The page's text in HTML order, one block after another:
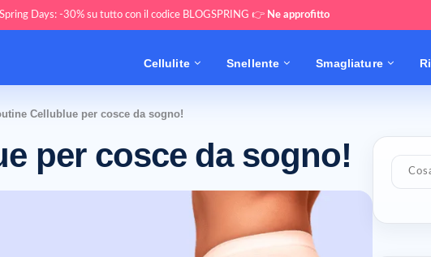
Days: -30% su tutto con il codice BLOGSPRING 👉 Ne approfitto
Cellulite Snellente Smagliature
Cellublue per cosce da sogno!
per cosce da sogno!